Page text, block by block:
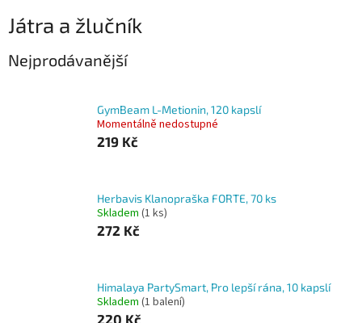
Játra a žlučník
Nejprodávanější
GymBeam L-Metionin, 120 kapslí
Momentálně nedostupné
219 Kč
Herbavis Klanopraška FORTE, 70 ks
Skladem (1 ks)
272 Kč
Himalaya PartySmart, Pro lepší rána, 10 kapslí
Skladem (1 balení)
220 Kč